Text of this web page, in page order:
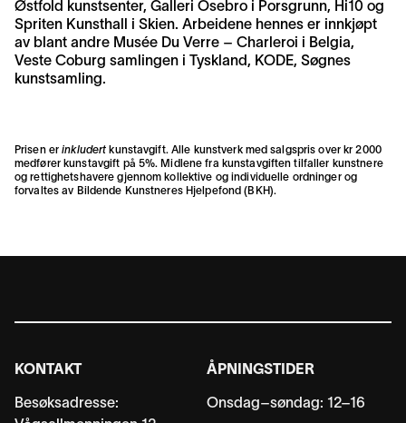
Østfold kunstsenter, Galleri Osebro i Porsgrunn, Hi10 og
Spriten Kunsthall i Skien. Arbeidene hennes er innkjøpt
av blant andre Musée Du Verre – Charleroi i Belgia,
Veste Coburg samlingen i Tyskland, KODE, Søgnes
kunstsamling.
Prisen erinkludert kunstavgift. Alle kunstverk med salgspris over kr 2000
medfører kunstavgift på 5%. Midlene fra kunstavgiften tilfaller kunstnere
og rettighetshavere gjennom kollektive og individuelle ordninger og
forvaltes av Bildende Kunstneres Hjelpefond (BKH).
KONTAKT
Besøksadresse:
ÅPNINGSTIDER
Onsdag–søndag: 12–16